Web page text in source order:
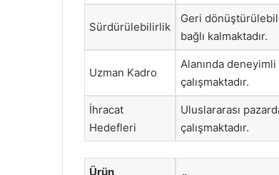
Sürdürülebilirlik
Geri
bağlı kalmaktadır.
Uzman Kadro
Alanında
çalışmaktadır.
İhracat
Hedefleri
Uluslararası
çalışmaktadır.
Ürün